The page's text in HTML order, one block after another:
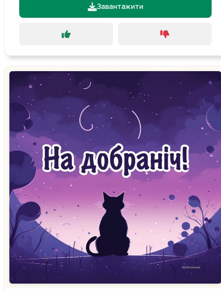
Завантажити